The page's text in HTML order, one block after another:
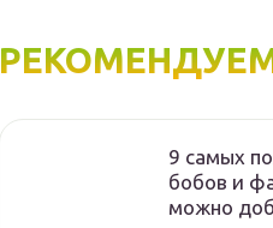
9 самых
бобов и
можно